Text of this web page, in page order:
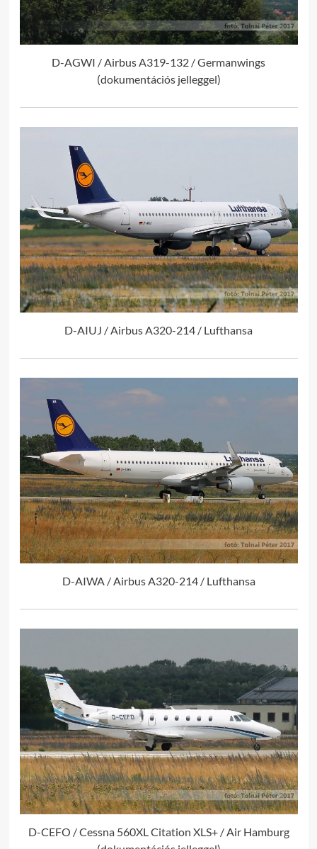
D-AGWI / Airbus A319-132 / Germanwings
(dokumentációs jelleggel)
D-AIUJ / Airbus A320-214 / Lufthansa
D-AIWA / Airbus A320-214 / Lufthansa
D-CEFO / Cessna 560XL Citation XLS+ / Air Hamburg